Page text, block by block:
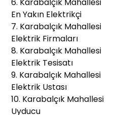
En Yakın Elektrikçi
7. Karabalçık Mahallesi
Elektrik Firmaları
8. Karabalçık Mahallesi
Elektrik Tesisatı
9. Karabalçık Mahallesi
Elektrik Ustası
10. Karabalçık Mahallesi
Uyducu